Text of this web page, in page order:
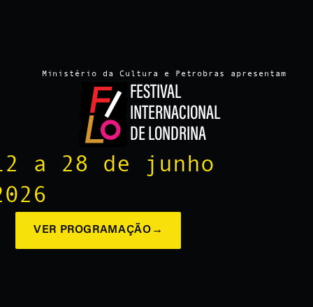
Ministério da Cultura e Petrobras apresentam
FESTIVAL
INTERNACIONAL
DE LONDRINA
a 28 de junho
VER PROGRAMAÇÃO →